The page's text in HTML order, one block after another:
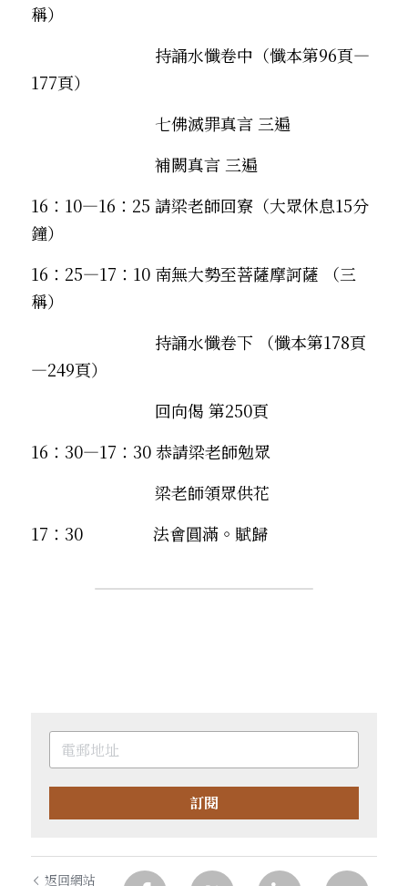
稱）
持誦水懺卷中（懺本第96頁—
177頁）
七佛滅罪真言 三遍
補闕真言 三遍
16：10—16：25 請梁老師回寮（大眾休息15分
鐘）
16：25—17：10 南無大勢至菩薩摩訶薩 （三
稱）
持誦水懺卷下 （懺本第178頁
—249頁）
回向偈 第250頁
16：30—17：30 恭請梁老師勉眾
梁老師領眾供花
17：30 　　　　法會圓滿。賦歸
訂閱
返回網站